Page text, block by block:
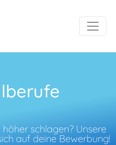
schlagen? Unsere
auf deine Bewerbung!